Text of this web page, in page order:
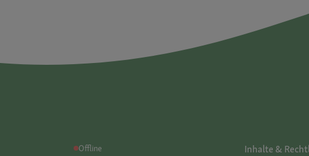
Offline
Inhalte &